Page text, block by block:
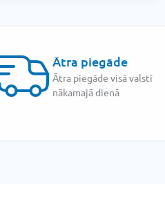
Ātra piegāde
Ātra piegāde visā valstī
nākamajā dienā